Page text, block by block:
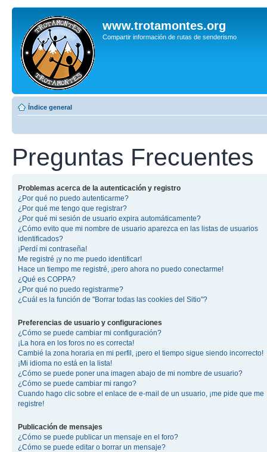
www.trotamontes.org
Compartir información de rutas de senderismo
Índice general
Preguntas Frecuentes
Problemas acerca de la autenticación y registro
¿Por qué no puedo autenticarme?
¿Por qué me tengo que registrar?
¿Por qué mi sesión de usuario expira automáticamente?
¿Cómo evito que mi nombre de usuario aparezca en las listas de usuarios
identificados?
¡Perdí mi contraseña!
Me registré ¡y no me puedo identificar!
Hace un tiempo me registré, ¡pero ahora no puedo conectarme!
¿Qué es COPPA?
¿Por qué no puedo registrarme?
¿Cuál es la función de "Borrar todas las cookies del Sitio"?
Preferencias de usuario y configuraciones
¿Cómo se puede cambiar mi configuración?
¡La hora en los foros no es correcta!
Cambié la zona horaria en mi perfil, ¡pero el tiempo sigue siendo incorrecto!
¡Mi idioma no está en la lista!
¿Cómo se puede poner una imagen abajo de mi nombre de usuario?
¿Cómo se puede cambiar mi rango?
Cuando hago clic sobre el enlace de e-mail de un usuario, ¡me pide que me
registre!
Publicación de mensajes
¿Cómo se puede publicar un mensaje en el foro?
¿Cómo se puede editar o borrar un mensaje?